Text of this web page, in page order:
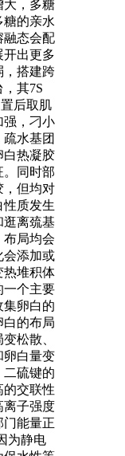
大，多糖
糖的亲水
融态会配
开出更多
，搭建跨
其7S
后取肌
强，刁小
水基团
白热凝胶
。同时部
，但均对
性质发生
逛离巯基
布局均会
会添加或
热堆积体
一个主要
集卵白的
白的布局
松散、
卵白量变
二硫键的
的交联性
离子强度
门能量正
为静电